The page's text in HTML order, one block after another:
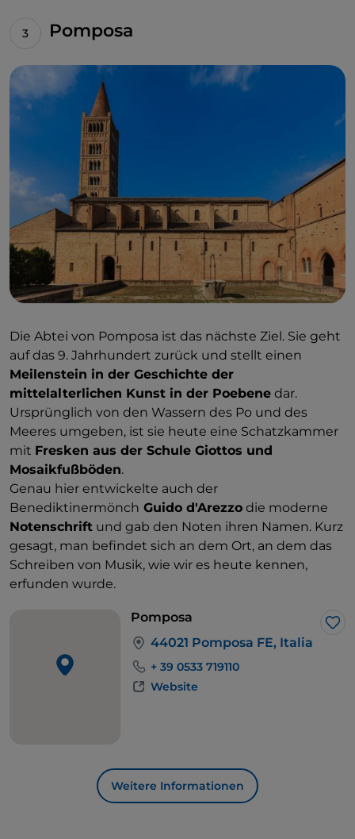
Pomposa
Die Abtei von Pomposa ist das nächste Ziel. Sie geht
auf das 9. Jahrhundert zurück und stellt einen
Meilenstein in der Geschichte der
mittelalterlichen Kunst in der Poebene dar.
Ursprünglich von den Wassern des Po und des
Meeres umgeben, ist sie heute eine Schatzkammer
mit Fresken aus der Schule Giottos und
Mosaikfußböden.
Genau hier entwickelte auch der
Benediktinermönch Guido d'Arezzo die moderne
Notenschrift und gab den Noten ihren Namen. Kurz
gesagt, man befindet sich an dem Ort, an dem das
Schreiben von Musik, wie wir es heute kennen,
erfunden wurde.
Pomposa
44021 Pomposa FE, Italia
+ 39 0533 719110
Website
Weitere Informationen